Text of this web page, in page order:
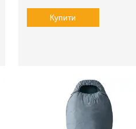
Купити